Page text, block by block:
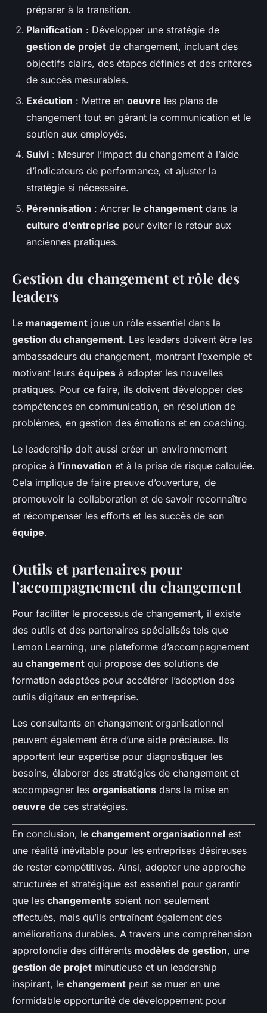
préparer à la transition.
Planification : Développer une stratégie de
gestion de projet de changement, incluant des
objectifs clairs, des étapes définies et des critères
de succès mesurables.
Exécution : Mettre en oeuvre les plans de
changement tout en gérant la communication et le
soutien aux employés.
Suivi : Mesurer l’impact du changement à l’aide
d’indicateurs de performance, et ajuster la
stratégie si nécessaire.
Pérennisation : Ancrer le changement dans la
culture d’entreprise pour éviter le retour aux
anciennes pratiques.
Gestion du changement et rôle des
leaders
Le management joue un rôle essentiel dans la
gestion du changement. Les leaders doivent être les
ambassadeurs du changement, montrant l’exemple et
motivant leurs équipes à adopter les nouvelles
pratiques. Pour ce faire, ils doivent développer des
compétences en communication, en résolution de
problèmes, en gestion des émotions et en coaching.
Le leadership doit aussi créer un environnement
propice à l’innovation et à la prise de risque calculée.
Cela implique de faire preuve d’ouverture, de
promouvoir la collaboration et de savoir reconnaître
et récompenser les efforts et les succès de son
équipe.
Outils et partenaires pour
l’accompagnement du changement
Pour faciliter le processus de changement, il existe
des outils et des partenaires spécialisés tels que
Lemon Learning, une plateforme d’accompagnement
au changement qui propose des solutions de
formation adaptées pour accélérer l’adoption des
outils digitaux en entreprise.
Les consultants en changement organisationnel
peuvent également être d’une aide précieuse. Ils
apportent leur expertise pour diagnostiquer les
besoins, élaborer des stratégies de changement et
accompagner les organisations dans la mise en
oeuvre de ces stratégies.
En conclusion, le changement organisationnel est
une réalité inévitable pour les entreprises désireuses
de rester compétitives. Ainsi, adopter une approche
structurée et stratégique est essentiel pour garantir
que les changements soient non seulement
effectués, mais qu’ils entraînent également des
améliorations durables. A travers une compréhension
approfondie des différents modèles de gestion, une
gestion de projet minutieuse et un leadership
inspirant, le changement peut se muer en une
formidable opportunité de développement pour